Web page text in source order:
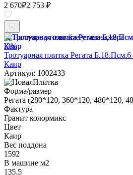
2 670₽2 753 ₽
Наличие уточняйте у менеджера
-3%
Тротуарная плитка Регата
Каир
Артикул: 1002433
Форма/размер
Регата (280*120, 360*120, 480*120,
Фактура
Гранит колормикс
Цвет
Каир
Вес поддона
1592
В машине м2
135.5